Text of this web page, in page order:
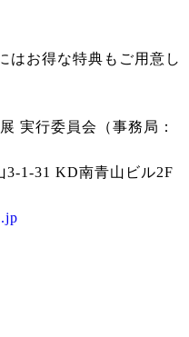
はお得な特典もご用意し
実行委員会（事務局：
1-31 KD南青山ビル2F